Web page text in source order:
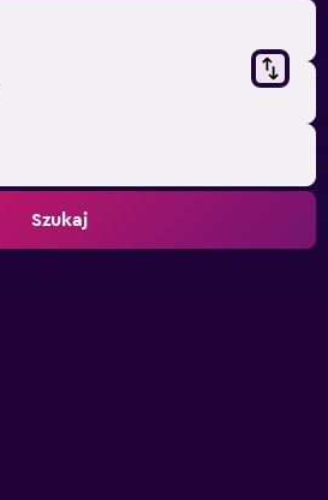
Szukaj